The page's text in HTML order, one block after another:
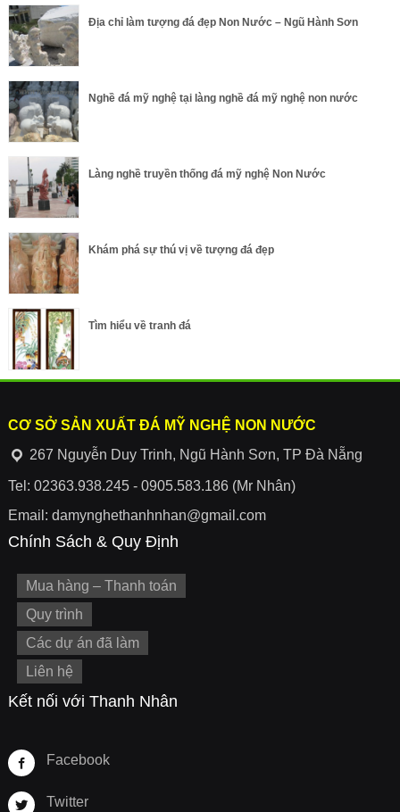
Địa chỉ làm tượng đá đẹp Non Nước – Ngũ Hành Sơn
Nghề đá mỹ nghệ tại làng nghề đá mỹ nghệ non nước
Làng nghề truyền thống đá mỹ nghệ Non Nước
Khám phá sự thú vị về tượng đá đẹp
Tìm hiểu về tranh đá
CƠ SỞ SẢN XUẤT ĐÁ MỸ NGHỆ NON NƯỚC
267 Nguyễn Duy Trinh, Ngũ Hành Sơn, TP Đà Nẵng
Tel: 02363.938.245 - 0905.583.186 (Mr Nhân)
Email: damynghethanhnhan@gmail.com
Chính Sách & Quy Định
Mua hàng – Thanh toán
Quy trình
Các dự án đã làm
Liên hệ
Kết nối với Thanh Nhân
Facebook
Twitter